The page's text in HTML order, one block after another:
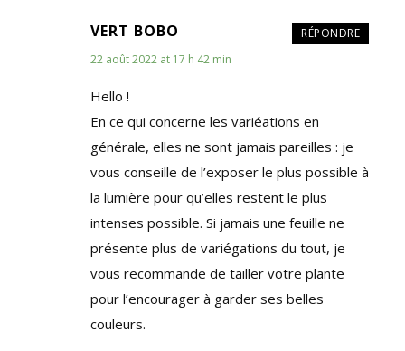
RÉPONDRE
VERT BOBO
22 août 2022 at 17 h 42 min
Hello !
En ce qui concerne les variéations en
générale, elles ne sont jamais pareilles : je
vous conseille de l’exposer le plus possible à
la lumière pour qu’elles restent le plus
intenses possible. Si jamais une feuille ne
présente plus de variégations du tout, je
vous recommande de tailler votre plante
pour l’encourager à garder ses belles
couleurs.